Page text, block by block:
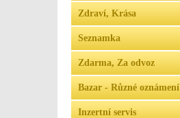
Zdraví, Krása
Seznamka
Zdarma, Za odvoz
Bazar - Různé oznámení
Inzertní servis